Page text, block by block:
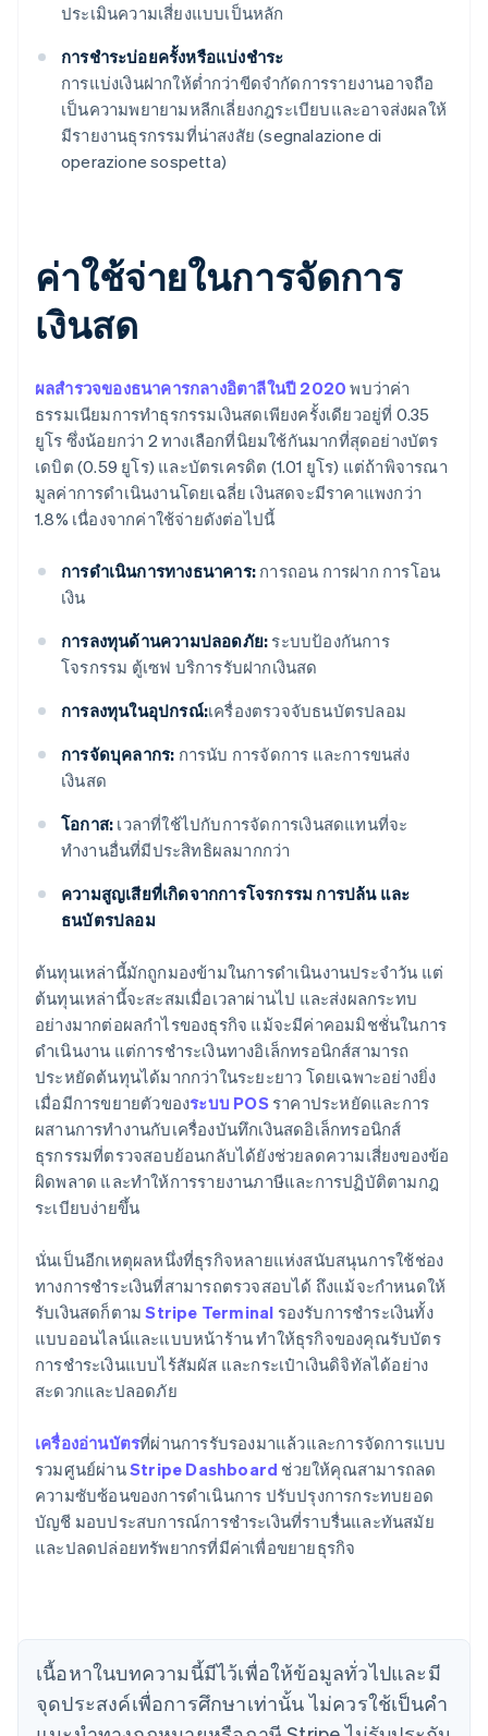
ประเมินความเสี่ยงแบบเป็นหลัก
การชำระบ่อยครั้งหรือแบ่งชำระ
การแบ่งเงินฝากให้ต่ำกว่าขีดจำกัดการรายงานอาจถือ
เป็นความพยายามหลีกเลี่ยงกฎระเบียบและอาจส่งผลให้
มีรายงานธุรกรรมที่น่าสงสัย (segnalazione di
operazione sospetta)
ค่าใช้จ่ายในการจัดการ
เงินสด
ผลสำรวจของธนาคารกลางอิตาลีในปี 2020 พบว่าค่า
ธรรมเนียมการทำธุรกรรมเงินสดเพียงครั้งเดียวอยู่ที่ 0.35
ยูโร ซึ่งน้อยกว่า 2 ทางเลือกที่นิยมใช้กันมากที่สุดอย่างบัตร
เดบิต (0.59 ยูโร) และบัตรเครดิต (1.01 ยูโร) แต่ถ้าพิจารณา
มูลค่าการดำเนินงานโดยเฉลี่ย เงินสดจะมีราคาแพงกว่า
1.8% เนื่องจากค่าใช้จ่ายดังต่อไปนี้
การดำเนินการทางธนาคาร: การถอน การฝาก การโอน
เงิน
การลงทุนด้านความปลอดภัย: ระบบป้องกันการ
โจรกรรม ตู้เซฟ บริการรับฝากเงินสด
การลงทุนในอุปกรณ์:เครื่องตรวจจับธนบัตรปลอม
การจัดบุคลากร: การนับ การจัดการ และการขนส่ง
เงินสด
โอกาส: เวลาที่ใช้ไปกับการจัดการเงินสดแทนที่จะ
ทำงานอื่นที่มีประสิทธิผลมากกว่า
ความสูญเสียที่เกิดจากการโจรกรรม การปล้น และ
ธนบัตรปลอม
ต้นทุนเหล่านี้มักถูกมองข้ามในการดำเนินงานประจำวัน แต่
ต้นทุนเหล่านี้จะสะสมเมื่อเวลาผ่านไป และส่งผลกระทบ
อย่างมากต่อผลกำไรของธุรกิจ แม้จะมีค่าคอมมิชชั่นในการ
ดำเนินงาน แต่การชำระเงินทางอิเล็กทรอนิกส์สามารถ
ประหยัดต้นทุนได้มากกว่าในระยะยาว โดยเฉพาะอย่างยิ่ง
เมื่อมีการขยายตัวของระบบ POSราคาประหยัดและการ
ผสานการทำงานกับเครื่องบันทึกเงินสดอิเล็กทรอนิกส์
ธุรกรรมที่ตรวจสอบย้อนกลับได้ยังช่วยลดความเสี่ยงของข้อ
ผิดพลาด และทำให้การรายงานภาษีและการปฏิบัติตามกฎ
ระเบียบง่ายขึ้น
นั่นเป็นอีกเหตุผลหนึ่งที่ธุรกิจหลายแห่งสนับสนุนการใช้ช่อง
ทางการชำระเงินที่สามารถตรวจสอบได้ ถึงแม้จะกำหนดให้
รับเงินสดก็ตามStripe Terminal รองรับการชำระเงินทั้ง
แบบออนไลน์และแบบหน้าร้าน ทำให้ธุรกิจของคุณรับบัตร
การชำระเงินแบบไร้สัมผัส และกระเป๋าเงินดิจิทัลได้อย่าง
สะดวกและปลอดภัย
เครื่องอ่านบัตรที่ผ่านการรับรองมาแล้วและการจัดการแบบ
รวมศูนย์ผ่านStripe Dashboard ช่วยให้คุณสามารถลด
ความซับซ้อนของการดำเนินการ ปรับปรุงการกระทบยอด
บัญชี มอบประสบการณ์การชำระเงินที่ราบรื่นและทันสมัย
และปลดปล่อยทรัพยากรที่มีค่าเพื่อขยายธุรกิจ
เนื้อหาในบทความนี้มีไว้เพื่อให้ข้อมูลทั่วไปและมี
จุดประสงค์เพื่อการศึกษาเท่านั้น ไม่ควรใช้เป็นคํา
กรีซ
แคนาดา
English
โครเอเชีย
EnglishItaliano
จีนแผ่นดินใหญ่